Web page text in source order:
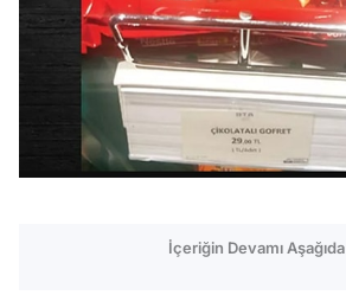
İçeriğin Devamı Aşağıda